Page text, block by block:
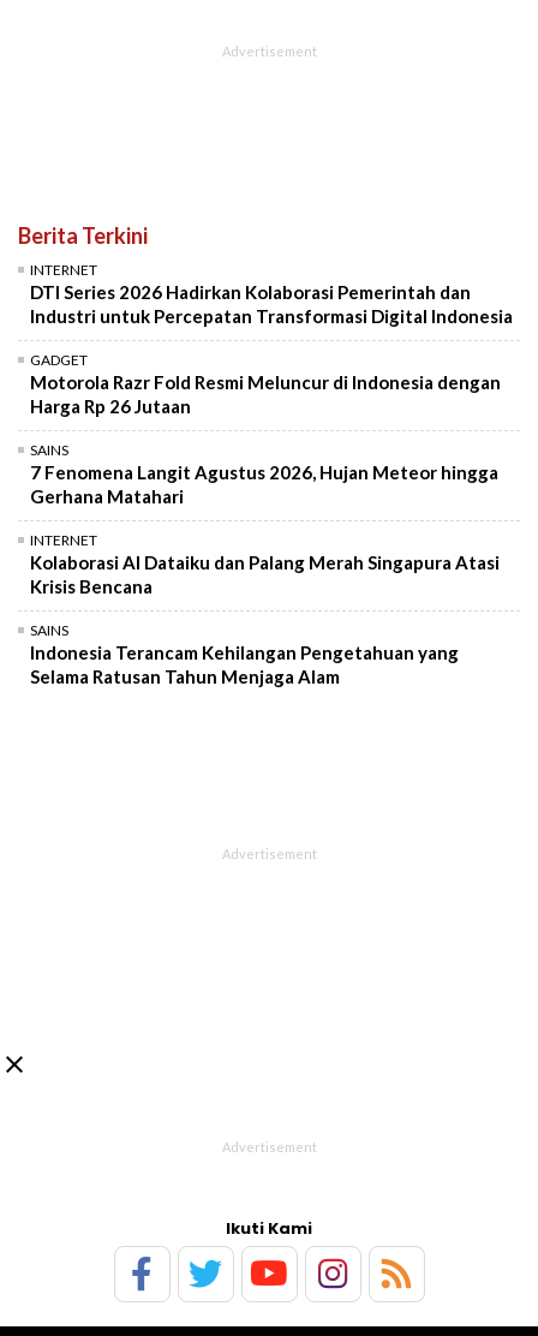
Berita Terkini
INTERNET
DTI Series 2026 Hadirkan Kolaborasi Pemerintah dan
Industri untuk Percepatan Transformasi Digital Indonesia
GADGET
Motorola Razr Fold Resmi Meluncur di Indonesia dengan
Harga Rp 26 Jutaan
SAINS
7 Fenomena Langit Agustus 2026, Hujan Meteor hingga
Gerhana Matahari
INTERNET
Kolaborasi AI Dataiku dan Palang Merah Singapura Atasi
Krisis Bencana
SAINS
Indonesia Terancam Kehilangan Pengetahuan yang
Selama Ratusan Tahun Menjaga Alam

Ikuti Kami